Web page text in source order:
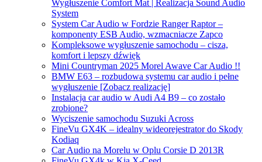
Wygłuszenie Comfort Mat | Realizacja Sound Audio
System
System Car Audio w Fordzie Ranger Raptor –
komponenty ESB Audio, wzmacniacze Zapco
Kompleksowe wygłuszenie samochodu – cisza,
komfort i lepszy dźwięk
Mini Countryman 2025 Morel Awave Car Audio !!
BMW E63 – rozbudowa systemu car audio i pełne
wygłuszenie [Zobacz realizację]
Instalacja car audio w Audi A4 B9 – co zostało
zrobione?
Wyciszenie samochodu Suzuki Across
FineVu GX4K – idealny wideorejestrator do Skody
Kodiaq
Car Audio na Morelu w Oplu Corsie D 2013R